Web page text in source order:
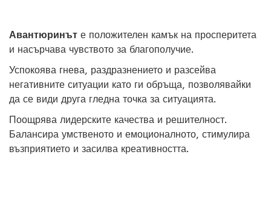
Авантюринът е положителен камък на просперитета
и насърчава чувството за благополучие.
Успокоява гнева, раздразнението и разсейва
негативните ситуации като ги обръща, позволявайки
да се види друга гледна точка за ситуацията.
Поощрява лидерските качества и решителност.
Балансира умственото и емоционалното, стимулира
възприятието и засилва креативността.